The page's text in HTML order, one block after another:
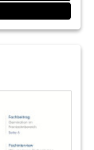
Leid? –
Ulf
BDO